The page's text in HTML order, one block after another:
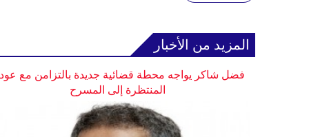
المزيد من الأخبار
فضل شاكر يواجه محطة قضائية جديدة بالتزامن مع
المنتظرة إلى المسرح